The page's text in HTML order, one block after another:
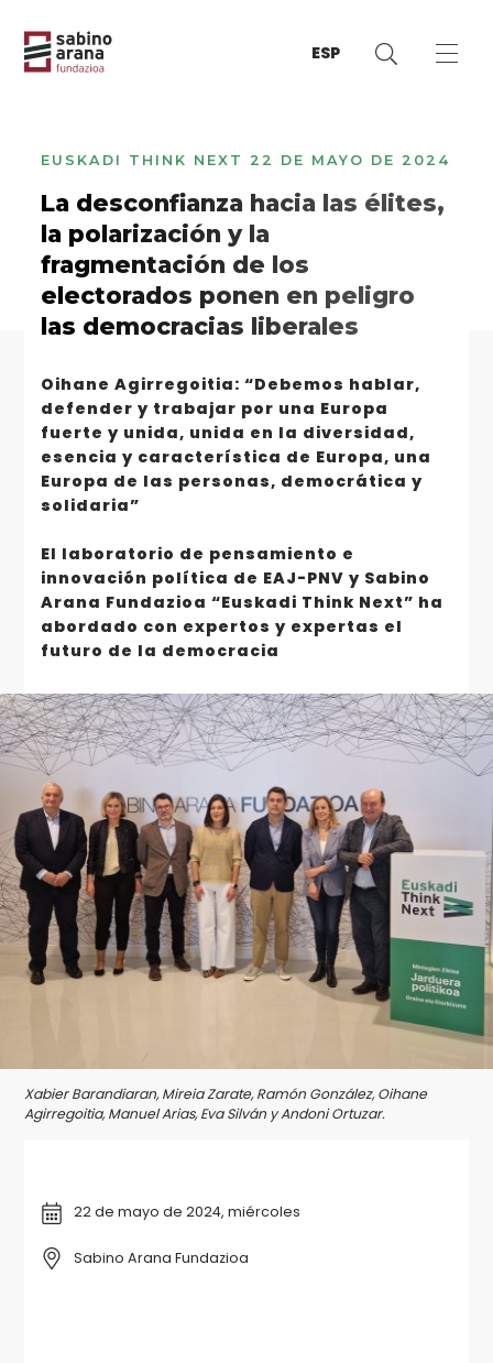
ESP
EUSKADI THINK NEXT 22 DE MAYO DE 2024
La desconfianza hacia las élites,
la polarización y la
fragmentación de los
electorados ponen en peligro
las democracias liberales
Oihane Agirregoitia: “Debemos hablar,
defender y trabajar por una Europa
fuerte y unida, unida en la diversidad,
esencia y característica de Europa, una
Europa de las personas, democrática y
solidaria”
El laboratorio de pensamiento e
innovación política de EAJ-PNV y Sabino
Arana Fundazioa “Euskadi Think Next” ha
abordado con expertos y expertas el
futuro de la democracia
Xabier Barandiaran, Mireia Zarate, Ramón González, Oihane
Agirregoitia, Manuel Arias, Eva Silván y Andoni Ortuzar.
22 de mayo de 2024, miércoles
Sabino Arana Fundazioa